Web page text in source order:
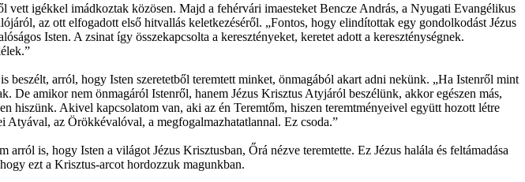
vett igékkel imádkoztak közösen. Majd a fehérvári imaesteket Bencze András, a Nyugati Evangélikus
az ott elfogadott első hitvallás keletkezéséről. „Fontos, hogy elindítottak egy gondolkodást Jézus
Isten. A zsinat így összekapcsolta a keresztényeket, keretet adott a kereszténységnek.
arról, hogy Isten szeretetből teremtett minket, önmagából akart adni nekünk. „Ha Istenről mint
amikor nem önmagáról Istenről, hanem Jézus Krisztus Atyjáról beszélünk, akkor egészen más,
hiszünk. Akivel kapcsolatom van, aki az én Teremtőm, hiszen teremtményeivel együtt hozott létre
Atyával, az Örökkévalóval, a megfogalmazhatatlannal. Ez csoda.”
is, hogy Isten a világot Jézus Krisztusban, Őrá nézve teremtette. Ez Jézus halála és feltámadása
ezt a Krisztus-arcot hordozzuk magunkban.